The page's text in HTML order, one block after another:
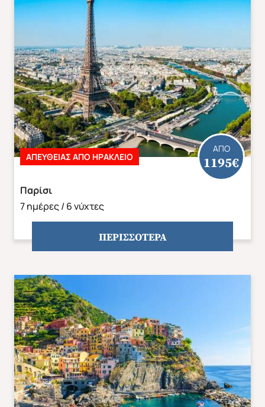
Άνοιξη 2027 Καλοκαίρι 2026
Παρίσι
7 ημέρες / 6 νύχτες
ΑΠΟ
1195€
ΑΠΕΥΘΕΙΑΣ ΑΠΟ ΗΡΑΚΛΕΙΟ
ΠΕΡΙΣΣΟΤΕΡΑ